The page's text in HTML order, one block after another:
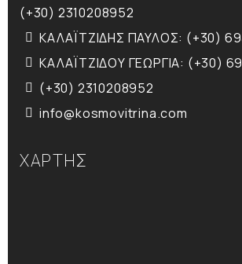
(+30) 2310208952
ΚΑΛΑΪΤΖΙΔΗΣ ΠΑΥΛΟΣ: (+30)
ΚΑΛΑΪΤΖΙΔΟΥ ΓΕΩΡΓΙΑ: (+30)
(+30) 2310208952
info@kosmovitrina.com
ΧΑΡΤΗΣ